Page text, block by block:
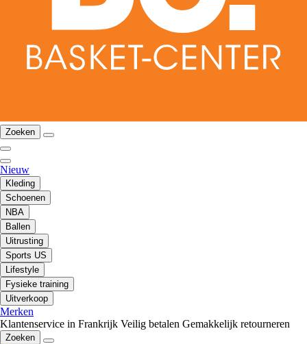
Zoeken
Nieuw
Kleding
Schoenen
NBA
Ballen
Uitrusting
Sports US
Lifestyle
Fysieke training
Uitverkoop
Merken
Klantenservice in Frankrijk Veilig betalen Gemakkelijk retourneren
Zoeken